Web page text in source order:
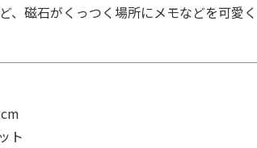
、磁石がくっつく場所にメモなどを可愛く
ト